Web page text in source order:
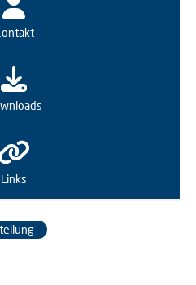
Links